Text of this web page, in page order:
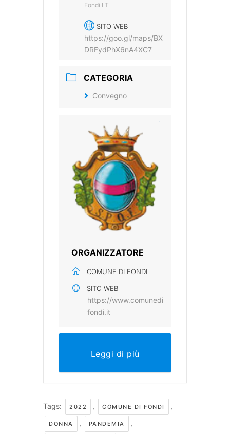
Fondi LT
SITO WEB
https://goo.gl/maps/BX
DRFydPhX6nA4XC7
CATEGORIA
Convegno
ORGANIZZATORE
COMUNE DI FONDI
SITO WEB
https://www.comunedi
fondi.it
Leggi di più
Tags: 2022 , COMUNE DI FONDI ,
DONNA , PANDEMIA ,